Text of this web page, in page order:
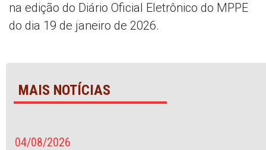
na edição do Diário Oficial Eletrônico do MPPE
do dia 19 de janeiro de 2026.
MAIS NOTÍCIAS
04/08/2026